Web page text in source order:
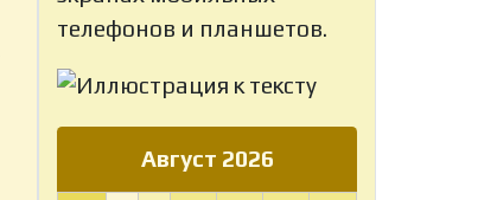
телефонов и планшетов.
Август 2026